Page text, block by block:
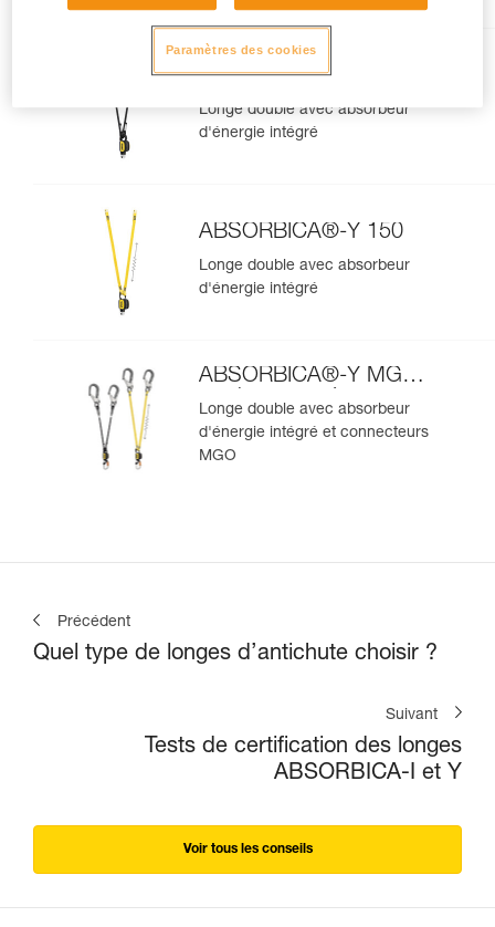
ABSORBICA®-Y 80
Longe double avec absorbeur
d'énergie intégré
ABSORBICA®-Y 150
Longe double avec absorbeur
d'énergie intégré
ABSORBICA®-Y MGO
version européenne
Longe double avec absorbeur
d'énergie intégré et connecteurs
MGO
Précédent
Quel type de longes d’antichute choisir ?
Suivant
Tests de certification des longes
ABSORBICA-I et Y
Voir tous les conseils
Paramètres des cookies